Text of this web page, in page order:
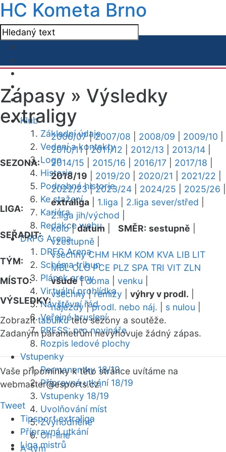
HC Kometa Brno
Klub
Základní údaje
Vedení a kontakty
Logo
Historie
Podrobná historie
Ke stažení
Kariéra
Redakce webu
DRFG Arena
DRFG Arena
Schéma tribun
Plánek areny
Virtuální prohlídka
Návštěvní řád
Veřejné bruslení
PRESS: pro novináře
Rozpis ledové plochy
Vstupenky
Permanentky 18/19
Přípravná utkání 18/19
Vstupenky 18/19
Uvolňování míst
Zvýhodněné
On-line
A-tým
Zápasy » Výsledky
extraligy
SEZONA:
2006/07|2007/08 2008/09 2009/10
2010/11|2011/12 2012/13 2013/14
2014/15
2015/16 2016/17 2017/18
2018/19
2019/20 2020/21 2021/22
2022/23|2023/24 2024/25 2025/26
LIGA:
extraliga 1.liga 2.liga sever/střed
2.liga jih/východ
SEŘADIT:
kolo|datum SMĚR: sestupně
vzestupně
TÝM:
všechny CHM HKM KOM KVA LIB LIT
MBL OLO PCE PLZ SPA TRI VIT ZLN
MÍSTO:
všude|doma venku
VÝSLEDKY:
všechny|remízy výhry v prodl.
nájezdy|prodl. nebo náj. s nulou
Zobrazittabulkutéto sezóny a soutěže.
Zadaným parametrům nevyhovuje žádný zápas.
Vaše připomínky k této stránce uvítáme na
webmaster@esports.cz.
Tweet
Tipsport extraliga
Přípravná utkání
Liga mistrů